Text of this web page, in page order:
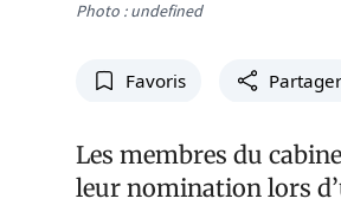
Photo : undefined
Favoris Partager
Les membres du
leur nomination lors